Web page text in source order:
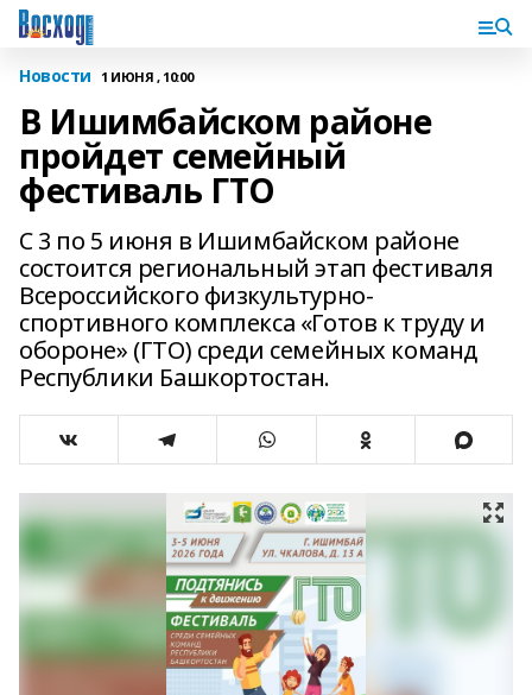
Новости 1 ИЮНЯ , 10:00
В Ишимбайском районе
пройдет семейный
фестиваль ГТО
С 3 по 5 июня в Ишимбайском районе
состоится региональный этап фестиваля
Всероссийского физкультурно-
спортивного комплекса «Готов к труду и
обороне» (ГТО) среди семейных команд
Республики Башкортостан.